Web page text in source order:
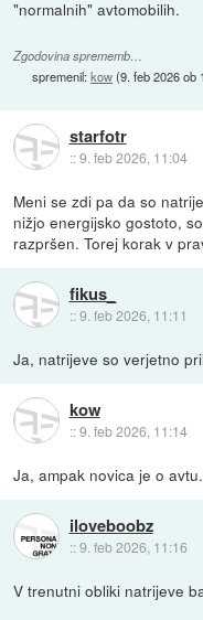
"normalnih" avtomobilih.
Zgodovina sprememb…
spremenil:kow(9. feb 2026 ob
starfotr
::9. feb 2026, 11:04
Meni se zdi pa da so
nižjo energijsko gostoto,
razpršen. Torej korak v
fikus_
::9. feb 2026, 11:11
Ja, natrijeve so verjetno
kow
::9. feb 2026, 11:14
Ja, ampak novica je o avtu.
iloveboobz
::9. feb 2026, 11:16
V trenutni obliki natrijeve